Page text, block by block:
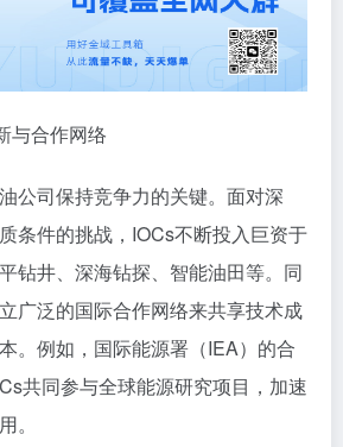
与合作网络
公司保持竞争力的关键。面对深
条件的挑战，IOCs不断投入巨资于
钻井、深海钻探、智能油田等。同
广泛的国际合作网络来共享技术成
。例如，国际能源署（IEA）的合
共同参与全球能源研究项目，加速
。